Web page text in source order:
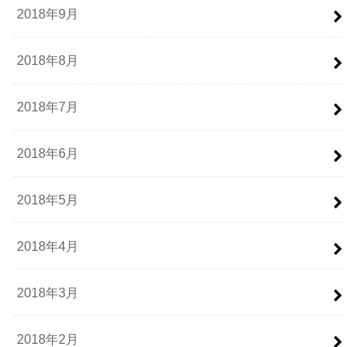
2018年9月
2018年8月
2018年7月
2018年6月
2018年5月
2018年4月
2018年3月
2018年2月